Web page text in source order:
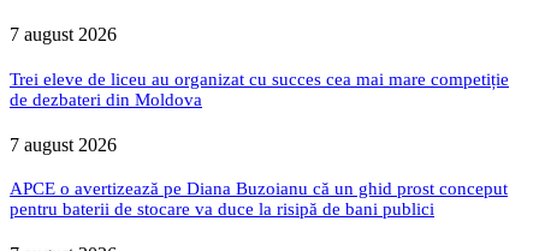
7 august 2026
Trei eleve de liceu au organizat cu succes cea mai mare competiție
de dezbateri din Moldova
7 august 2026
APCE o avertizează pe Diana Buzoianu că un ghid prost conceput
pentru baterii de stocare va duce la risipă de bani publici